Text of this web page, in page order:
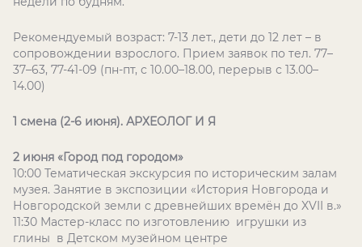
Рекомендуемый возраст: 7-13 лет., дети до 12 лет – в
сопровождении взрослого. Прием заявок по тел. 77–
37–63, 77-41-09 (пн-пт, с 10.00–18.00, перерыв с 13.00–
14.00)
1 смена (2-6 июня). АРХЕОЛОГ И Я
2 июня «Город под городом»
10:00 Тематическая экскурсия по историческим залам
музея. Занятие в экспозиции «История Новгорода и
Новгородской земли с древнейших времён до XVII в.»
11:30 Мастер-класс по изготовлению игрушки из
глины в Детском музейном центре